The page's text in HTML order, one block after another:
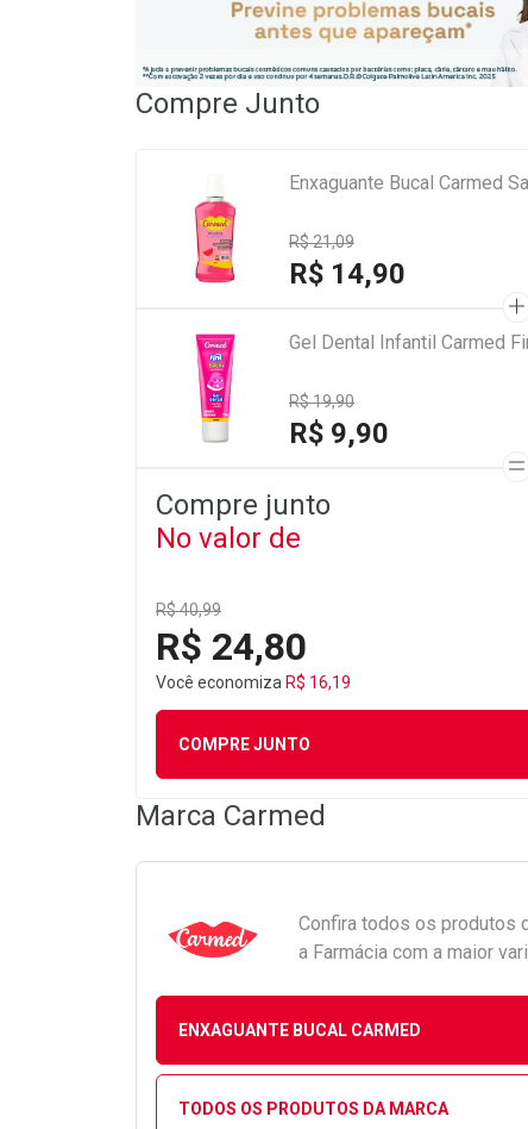
Compre Junto
Enxaguante Bucal Carmed
R$ 21,09
R$ 14,90
Gel Dental Infantil Carmed
R$ 19,90
R$ 9,90
Compre junto
No valor de
R$ 40,99
R$ 24,80
Você economiza R$ 16,19
COMPRE JUNTO
Marca Carmed
Confira todos os produtos
a Farmácia com a maior
ENXAGUANTE BUCAL CARMED
TODOS OS PRODUTOS DA MARCA